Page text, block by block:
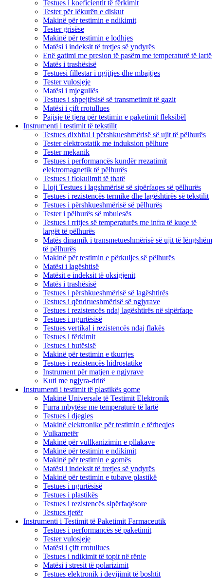
Testues i koeficientit të fërkimit
Tester për lëkurën e diskut
Makinë për testimin e ndikimit
Tester grisëse
Makinë për testimin e lodhjes
Matësi i indeksit të tretjes së yndyrës
Enë gatimi me presion të pasëm me temperaturë të lartë
Matës i trashësisë
Testuesi fillestar i ngjitjes dhe mbajtjes
Tester vulosjeje
Matësi i mjegullës
Testues i shpejtësisë së transmetimit të gazit
Matësi i çift rrotullues
Pajisje të tjera për testimin e paketimit fleksibël
Instrumenti i testimit të tekstilit
Testues dixhital i përshkueshmërisë së ujit të pëlhurës
Tester elektrostatik me induksion pëlhure
Tester mekanik
Testues i performancës kundër rrezatimit
elektromagnetik të pëlhurës
Testues i flokulimit të thatë
Lloji Testues i lagshmërisë së sipërfaqes së pëlhurës
Testues i rezistencës termike dhe lagështirës së tekstilit
Testues i përshkueshmërisë së pëlhurës
Tester i pëlhurës së mbulesës
Testues i rritjes së temperaturës me infra të kuqe të
largët të pëlhurës
Matës dinamik i transmetueshmërisë së ujit të lëngshëm
të pëlhurës
Makinë për testimin e përkuljes së pëlhurës
Matësi i lagështisë
Matësit e indeksit të oksigjenit
Matës i trashësisë
Testues i përshkueshmërisë së lagështirës
Testues i qëndrueshmërisë së ngjyrave
Testues i rezistencës ndaj lagështirës në sipërfaqe
Testues i ngurtësisë
Testues vertikal i rezistencës ndaj flakës
Testues i fërkimit
Testues i butësisë
Makinë për testimin e tkurrjes
Testues i rezistencës hidrostatike
Instrument për matjen e ngjyrave
Kuti me ngjyra-dritë
Instrumenti i testimit të plastikës gome
Makinë Universale të Testimit Elektronik
Furra mbytëse me temperaturë të lartë
Testues i djegies
Makinë elektronike për testimin e tërheqjes
Vulkametër
Makinë për vullkanizimin e pllakave
Makinë për testimin e ndikimit
Makinë për testimin e gomës
Matësi i indeksit të tretjes së yndyrës
Makinë për testimin e tubave plastikë
Testues i ngurtësisë
Testues i plastikës
Testues i rezistencës sipërfaqësore
Testues tjetër
Instrumenti i Testimit të Paketimit Farmaceutik
Testues i performancës së paketimit
Tester vulosjeje
Matësi i çift rrotullues
Testues i ndikimit të topit në rënie
Matësi i stresit të polarizimit
Testues elektronik i devijimit të boshtit